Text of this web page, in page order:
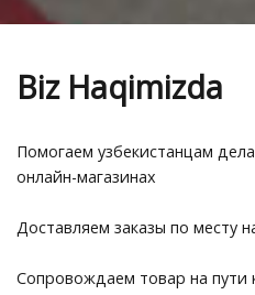
Biz Haqimizda
Помогаем узбекистанцам
онлайн-магазинах
Доставляем заказы по месту
Сопровождаем товар на пути